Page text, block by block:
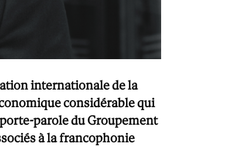
internationale de la
considérable qui
parole du Groupement
à la francophonie